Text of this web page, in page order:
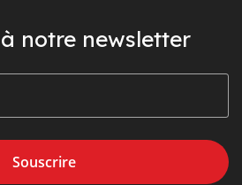
notre newsletter
Souscrire